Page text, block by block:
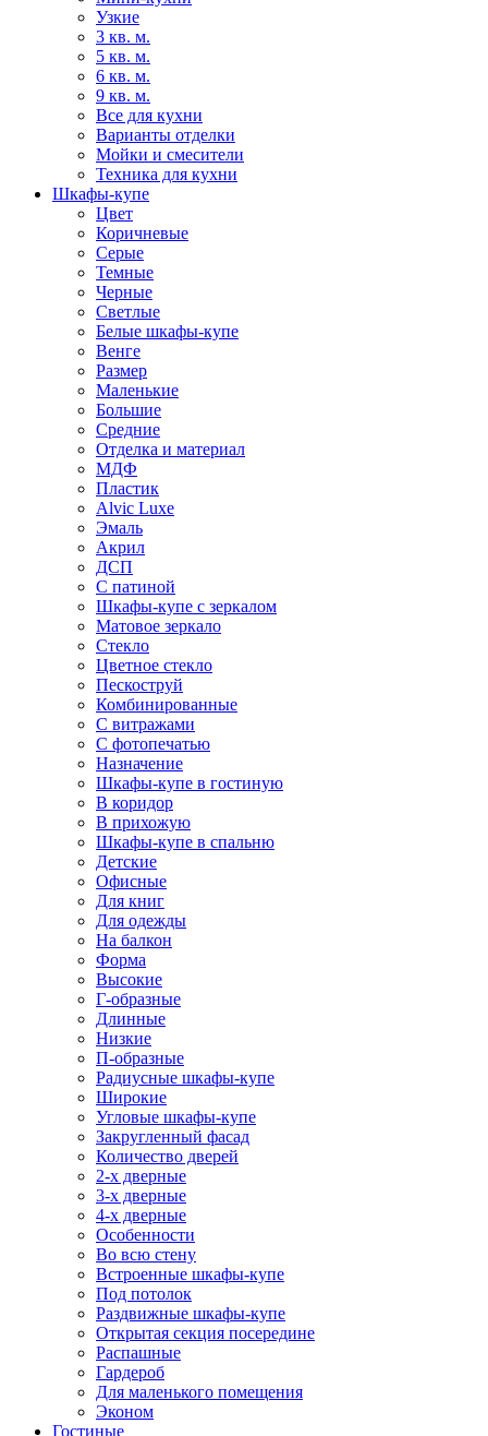
Узкие
3 кв. м.
5 кв. м.
6 кв. м.
9 кв. м.
Все для кухни
Варианты отделки
Мойки и смесители
Техника для кухни
Шкафы-купе
Цвет
Коричневые
Серые
Темные
Черные
Светлые
Белые шкафы-купе
Венге
Размер
Маленькие
Большие
Средние
Отделка и материал
МДФ
Пластик
Alvic Luxe
Эмаль
Акрил
ДСП
С патиной
Шкафы-купе с зеркалом
Матовое зеркало
Стекло
Цветное стекло
Пескоструй
Комбинированные
С витражами
С фотопечатью
Назначение
Шкафы-купе в гостиную
В коридор
В прихожую
Шкафы-купе в спальню
Детские
Офисные
Для книг
Для одежды
На балкон
Форма
Высокие
Г-образные
Длинные
Низкие
П-образные
Радиусные шкафы-купе
Широкие
Угловые шкафы-купе
Закругленный фасад
Количество дверей
2-х дверные
3-х дверные
4-х дверные
Особенности
Во всю стену
Встроенные шкафы-купе
Под потолок
Раздвижные шкафы-купе
Открытая секция посередине
Распашные
Гардероб
Для маленького помещения
Эконом
Гостиные